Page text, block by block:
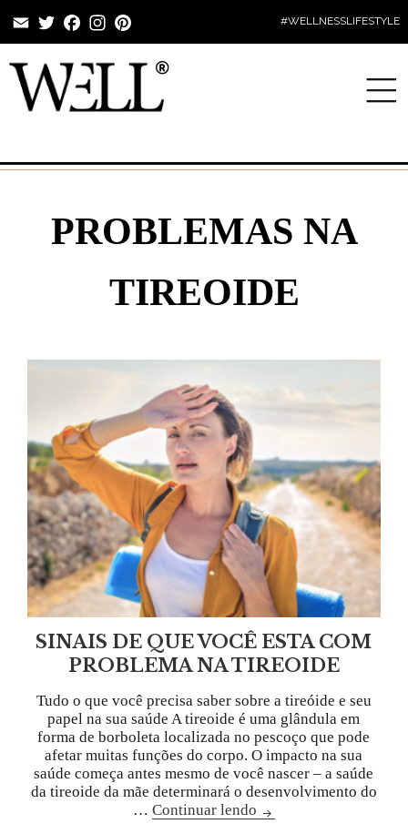
EmailTwitterFacebookInstagram #WELLNESSLIFESTYLE
PROBLEMAS NA
TIREOIDE
SINAIS DE QUE VOCÊ ESTA COM
PROBLEMA NA TIREOIDE
Tudo o que você precisa saber sobre a tireóide e seu
papel na sua saúde A tireoide é uma glândula em
forma de borboleta localizada no pescoço que pode
afetar muitas funções do corpo. O impacto na sua
saúde começa antes mesmo de você nascer – a saúde
da tireoide da mãe determinará o desenvolvimento do
… Continuar lendo